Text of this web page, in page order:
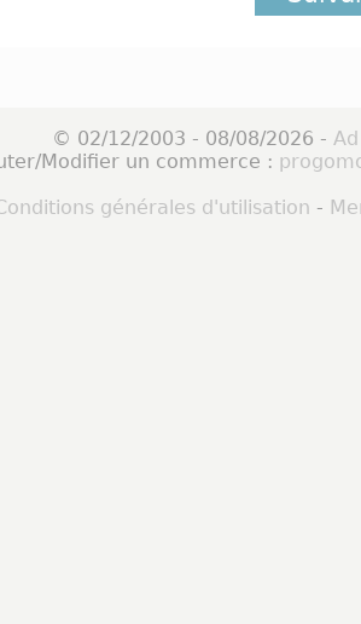
© 02/12/2003 - 08/08/2026 -
Modifier un commerce :
générales d'utilisation -